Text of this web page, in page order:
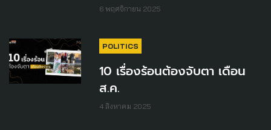
6 พฤศจิกายน 2025
POLITICS
10 เรื่องร้อนต้องจับตา เดือน
ส.ค.
4 สิงหาคม 2025